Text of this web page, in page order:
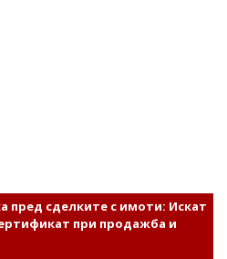
пред сделките с имоти: Искат
при продажба и